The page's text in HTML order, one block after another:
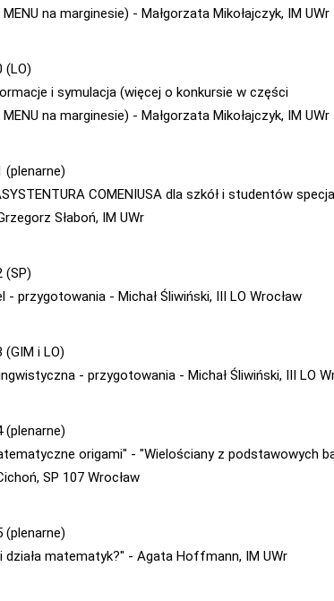
MENU na marginesie) - Małgorzata Mikołajczyk, IM UWr
(LO)
i symulacja (więcej o konkursie w części
MENU na marginesie) - Małgorzata Mikołajczyk, IM UWr
(plenarne)
COMENIUSA dla szkół i studentów
Słaboń, IM UWr
(SP)
- przygotowania - Michał Śliwiński, III LO Wrocław
i LO)
- przygotowania - Michał Śliwiński, III LO
(plenarne)
origami" - "Wielościany z podstawowych
SP 107 Wrocław
(plenarne)
działa matematyk?" - Agata Hoffmann, IM UWr